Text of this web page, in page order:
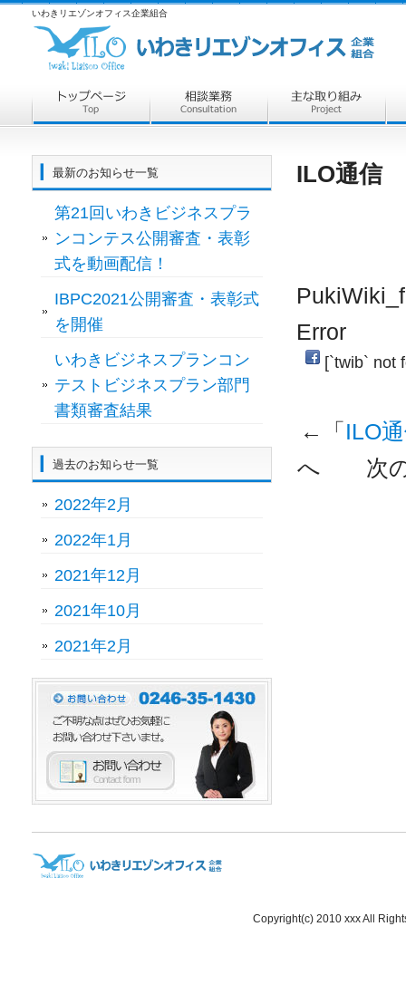
いわきリエゾンオフィス企業組合
ILO通信
Error
[`twib` not
←「 ILO
へ 次の
最新のお知らせ一覧
第21回いわきビジネスプラ
ンコンテス公開審査・表彰
式を動画配信！
IBPC2021公開審査・表彰式
を開催
いわきビジネスプランコン
テストビジネスプラン部門
書類審査結果
過去のお知らせ一覧
2022年2月
2022年1月
2021年12月
2021年10月
2021年2月
Copyright(c) 2010 xxx All